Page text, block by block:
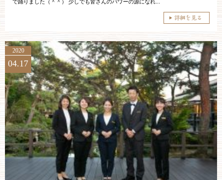
で踊りました（＾＾） 少しでも皆さんのパワーの源になれ...
2020
04.17